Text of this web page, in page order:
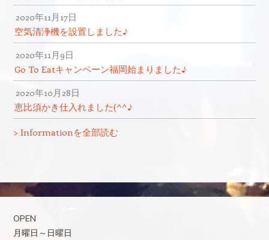
2020年11月17日
空気清浄機を設置しました♪
2020年11月9日
Go To Eatキャンペーン福岡始まりました♪
2020年10月28日
恵比須かき仕入れました(^^♪
> Informationを全部読む
OPEN
月曜日～日曜日